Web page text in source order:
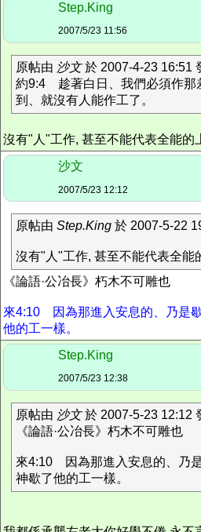
Step.King
2007/5/23 11:56
原帖由 沙文於 2007-4-23 16:51
約9:4 趁著白日、我們必須作那
到、就沒有人能作工了。
沒有"人"工作, 甚至不能代表全能的
沙文
2007/5/23 12:12
原帖由 Step.King 於 2007-5-22
沒有"人"工作, 甚至不能代表全能
《論語·公冶長》朽木不可雕也
來4:10 因為那進入安息的、乃是
他的工一樣。
Step.King
2007/5/23 12:38
原帖由 沙文於 2007-5-23 12:12
《論語·公冶長》朽木不可雕也
來4:10 因為那進入安息的、乃
神歇了他的工一樣。